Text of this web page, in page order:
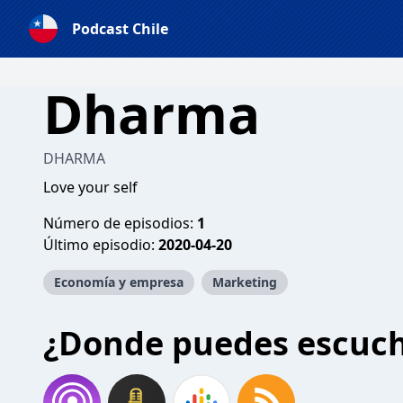
Podcast Chile
Dharma
DHARMA
Love your self
Número de episodios: 1
Último episodio: 2020-04-20
Economía y empresa Marketing
¿Donde puedes